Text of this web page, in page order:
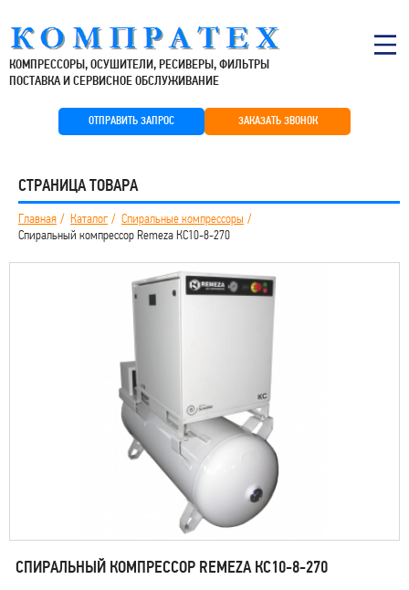
КОМПРЕССОРЫ, ОСУШИТЕЛИ, РЕСИВЕРЫ, ФИЛЬТРЫ
ПОСТАВКА И СЕРВИСНОЕ ОБСЛУЖИВАНИЕ
ОТПРАВИТЬ ЗАПРОС ЗАКАЗАТЬ ЗВОНОК
СТРАНИЦА ТОВАРА
Главная Каталог
Спиральные компрессоры
Спиральный компрессор Remeza КС10-8-270
СПИРАЛЬНЫЙ КОМПРЕССОР REMEZA КС10-8-270